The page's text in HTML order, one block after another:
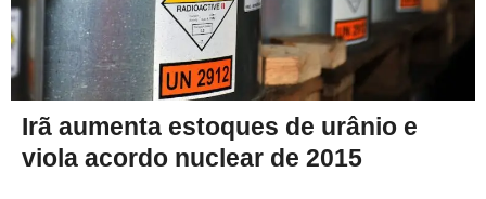
Irã aumenta estoques de urânio e
viola acordo nuclear de 2015